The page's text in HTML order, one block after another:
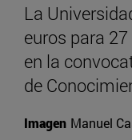
La
euros para
en la
de
Imagen Manuel